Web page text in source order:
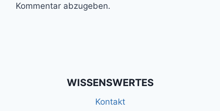
Kommentar abzugeben.
WISSENSWERTES
Kontakt